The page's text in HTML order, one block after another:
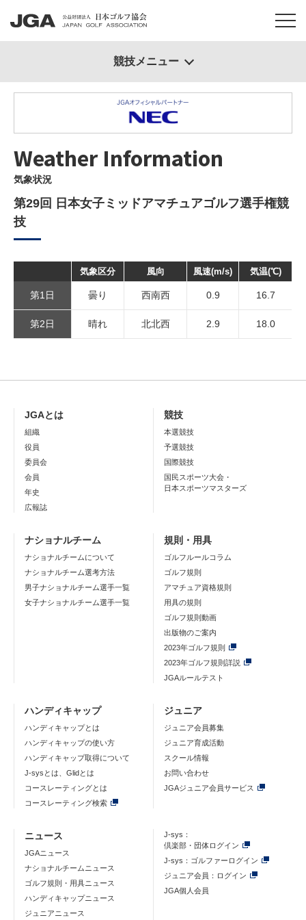
Weather Information
気象状況
第29回 日本女子ミッドアマチュアゴルフ選手権競
技
気象区分 風向 風速(m/s) 気温(℃)
第1日 曇り 西南西 0.9 16.7
第2日 晴れ 北北西 2.9 18.0
競技メニュー
JGAとは
組織
役員
委員会
会員
年史
広報誌
競技
本選競技
予選競技
国際競技
国民スポーツ大会・
日本スポーツマスターズ
ナショナルチーム
ナショナルチームについて
ナショナルチーム選考方法
男子ナショナルチーム選手一覧
女子ナショナルチーム選手一覧
規則・用具
ゴルフルールコラム
ゴルフ規則
アマチュア資格規則
用具の規則
ゴルフ規則動画
出版物のご案内
2023年ゴルフ規則
2023年ゴルフ規則詳説
JGAルールテスト
ハンディキャップ
ハンディキャップとは
ハンディキャップの使い方
ハンディキャップ取得について
J-sysとは、Glidとは
コースレーティングとは
コースレーティング検索
ジュニア
ジュニア会員募集
ジュニア育成活動
スクール情報
お問い合わせ
JGAジュニア会員サービス
ニュース
JGAニュース
ナショナルチームニュース
ゴルフ規則・用具ニュース
ハンディキャップニュース
ジュニアニュース
J-sys：
倶楽部・団体ログイン
J-sys：ゴルファーログイン
ジュニア会員：ログイン
JGA個人会員